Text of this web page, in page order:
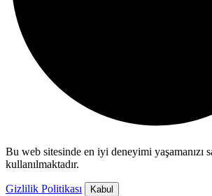
Bu web sitesinde en iyi deneyimi yaşamanızı
kullanılmaktadır.
Gizlilik Politikası Kabul